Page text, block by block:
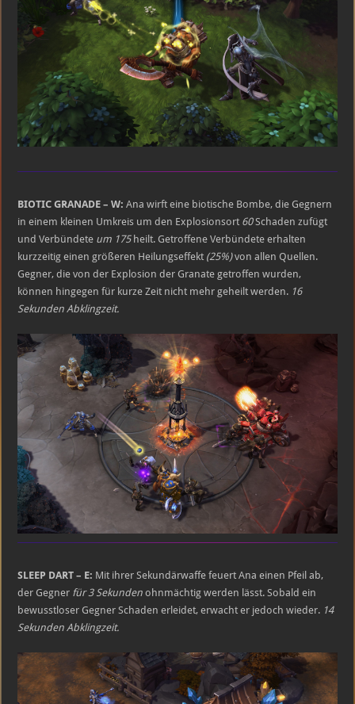
BIOTIC GRANADE – W: Ana wirft eine biotische Bombe, die Gegnern
in einem kleinen Umkreis um den Explosionsort 60Schaden zufügt
und Verbündete um 175 heilt. Getroffene Verbündete erhalten
kurzzeitig einen größeren Heilungseffekt (25%)von allen Quellen.
Gegner, die von der Explosion der Granate getroffen wurden,
können hingegen für kurze Zeit nicht mehr geheilt werden. 16
Sekunden Abklingzeit.
SLEEP DART – E: Mit ihrer Sekundärwaffe feuert Ana einen Pfeil ab,
der Gegner für 3 Sekundenohnmächtig werden lässt. Sobald ein
bewusstloser Gegner Schaden erleidet, erwacht er jedoch wieder. 14
Sekunden Abklingzeit.